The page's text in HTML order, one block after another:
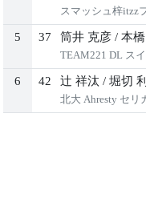
スマッシュ梓itzz
5 37 筒井 克彦 / 本橋
TEAM221 DL ス
6 42 辻 祥汰 / 堀切
北大 Ahresty セリ